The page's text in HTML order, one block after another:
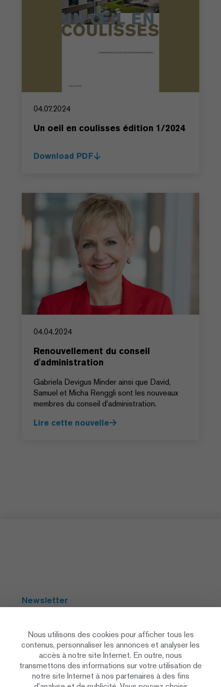
04.07.2024
Un oeil en coulisses édition 1/2024
Download PDF
04.04.2024
Renouvellement du conseil
d'administration
Gabriela Devigus Minder ainsi que David,
Samuel et Micha Renggli sont les nouveaux
membres du conseil d'administration.
Lire cette nouvelle
Newsletter
Social Media
Nous utilisons des cookies pour afficher tous les
contenus, personnaliser les annonces et analyser les
accès à notre site Internet. En outre, nous
transmettons des informations sur votre utilisation de
notre site Internet à nos partenaires à des fins